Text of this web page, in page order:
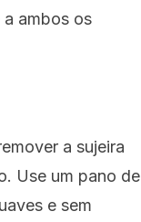
ambos os
a sujeira
Use um pano de
e sem